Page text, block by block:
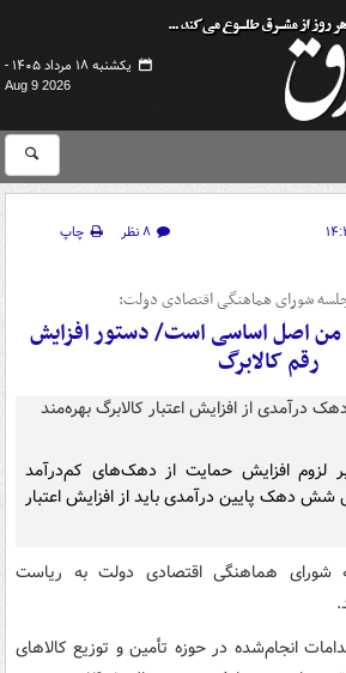
یکشنبه ۱۸ مرداد ۱۴۰۵ -
Aug 9 2026
۸ نظر
چاپ
شورای هماهنگی اقتصادی دولت:
اصل اساسی است/ دستور افزایش
رقم کالابرگ
لزوم افزایش حمایت از دهک‌های کم‌درآمد
دهک پایین درآمدی باید از افزایش اعتبار
شورای هماهنگی اقتصادی دولت به ریاست
انجام‌شده در حوزه تأمین و توزیع کالاهای